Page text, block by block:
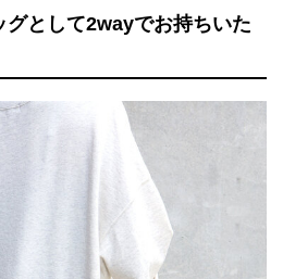
として2wayでお持ちいた